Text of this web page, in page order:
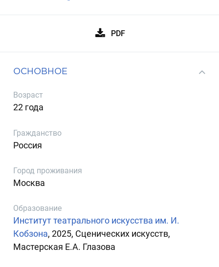
PDF
ОСНОВНОЕ
Возраст
22 года
Гражданство
Россия
Город проживания
Москва
Образование
Институт театрального искусства им. И.
Кобзона, 2025, Сценических искусств,
Мастерская Е.А. Глазова